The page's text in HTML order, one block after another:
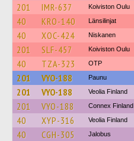
201 IMR-637 Koiviston Oulu
40 KRO-140 Länsilinjat
40 XOC-424 Niskanen
201 SLF-457 Koiviston Oulu
40 TZA-323 OTP
201 VYO-188 Paunu
201 VYO-188 Veolia Finland
201 VYO-188 Connex Finland
40 XYP-316 Veolia Finland
40 CGH-305 Jalobus